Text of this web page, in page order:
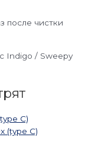
после чистки
Indigo / Sweepy
C)